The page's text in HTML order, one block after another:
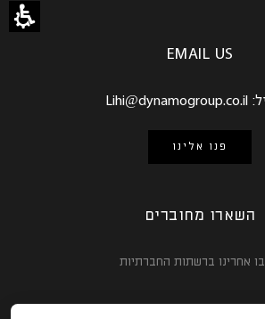
EMAIL US
Lihi@dynamogroup.co.il
פנו אלינו
השארו מחוברים
אחרינו ברשתות החברתיות